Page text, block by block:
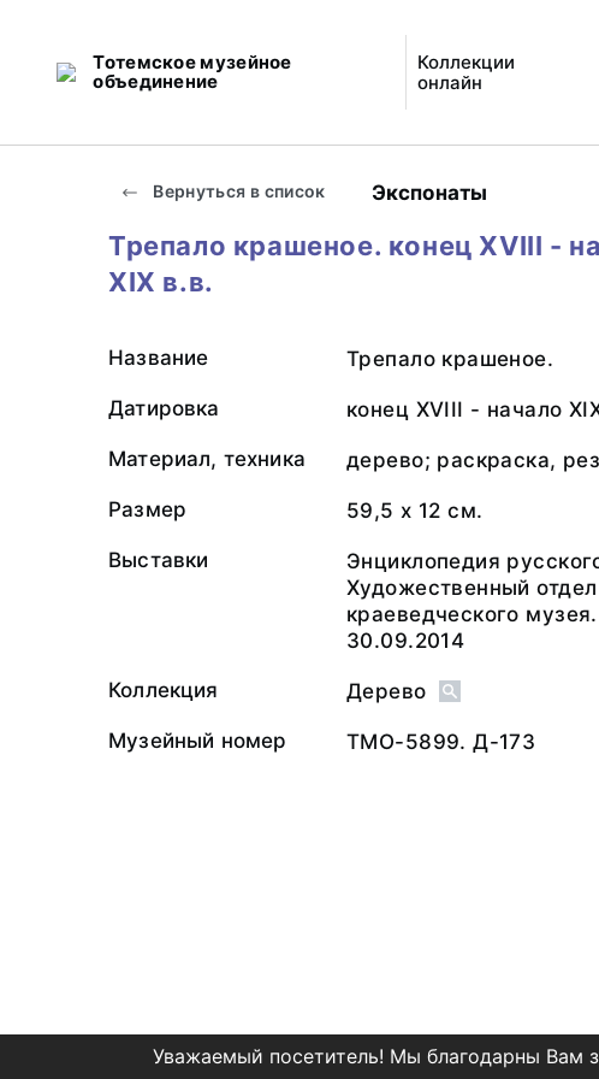
Тотемское музейное
объединение
Коллекции
онлайн
Вернуться в список Экспонаты
Трепало крашеное. конец XVIII -
XIX в.в.
Название Трепало крашеное.
Датировка конец XVIII - начало
Материал, техника дерево; раскраска,
Размер 59,5 х 12 см.
Выставки
Энциклопедия
Художественный
краеведческого
30.09.2014
Коллекция Дерево
Музейный номер ТМО-5899. Д-173
Уважаемый посетитель! Мы благодарны Вам